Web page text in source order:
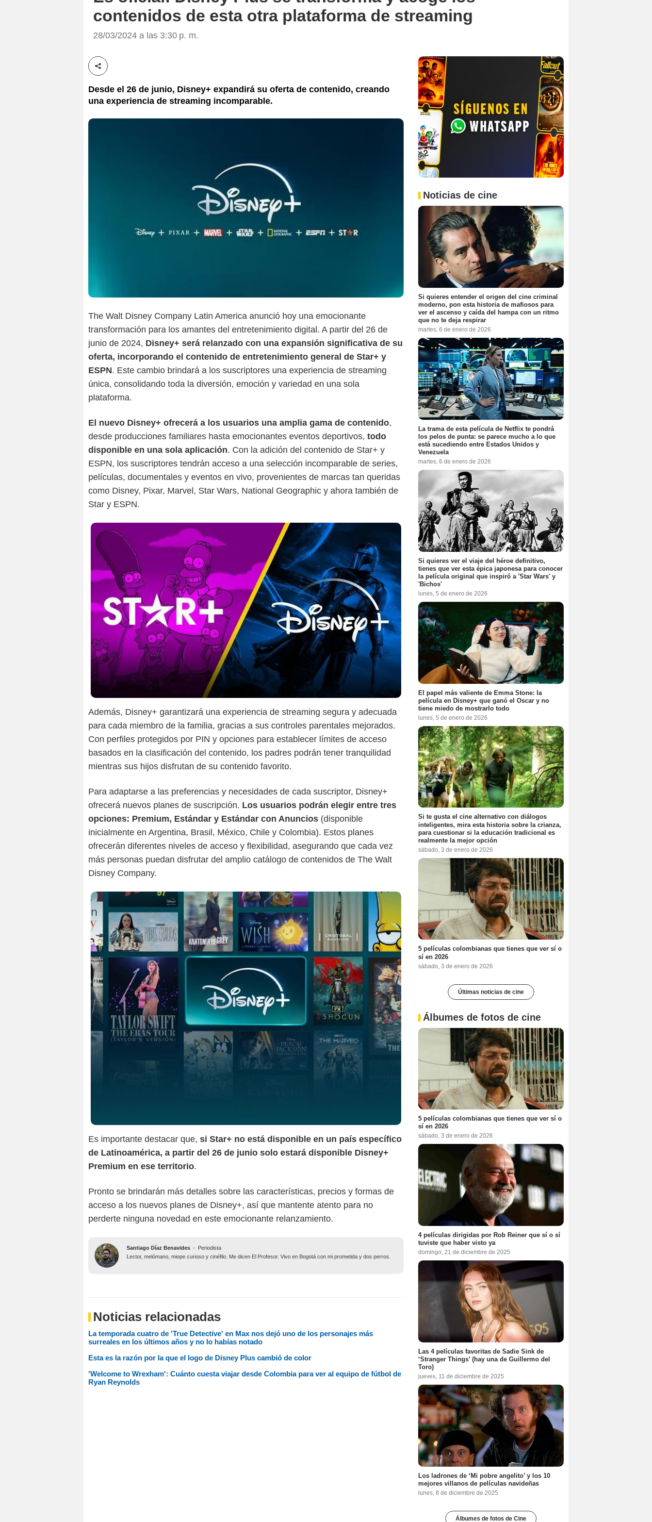
contenidos de esta otra plataforma de streaming
28/03/2024 a las 3:30 p. m.
Compartir esta noticia
Desde el 26 de junio, Disney+ expandirá su oferta de contenido, creando
una experiencia de streaming incomparable.
The Walt Disney Company Latin America anunció hoy una emocionante
transformación para los amantes del entretenimiento digital. A partir del 26 de
junio de 2024, Disney+ será relanzado con una expansión significativa de su
oferta, incorporando el contenido de entretenimiento general de Star+ y
ESPN. Este cambio brindará a los suscriptores una experiencia de streaming
única, consolidando toda la diversión, emoción y variedad en una sola
plataforma.
El nuevo Disney+ ofrecerá a los usuarios una amplia gama de contenido,
desde producciones familiares hasta emocionantes eventos deportivos, todo
disponible en una sola aplicación. Con la adición del contenido de Star+ y
ESPN, los suscriptores tendrán acceso a una selección incomparable de series,
películas, documentales y eventos en vivo, provenientes de marcas tan queridas
como Disney, Pixar, Marvel, Star Wars, National Geographic y ahora también de
Star y ESPN.
SensaCine Colombia
Además, Disney+ garantizará una experiencia de streaming segura y adecuada
para cada miembro de la familia, gracias a sus controles parentales mejorados.
Con perfiles protegidos por PIN y opciones para establecer límites de acceso
basados en la clasificación del contenido, los padres podrán tener tranquilidad
mientras sus hijos disfrutan de su contenido favorito.
Para adaptarse a las preferencias y necesidades de cada suscriptor, Disney+
ofrecerá nuevos planes de suscripción. Los usuarios podrán elegir entre tres
opciones: Premium, Estándar y Estándar con Anuncios (disponible
inicialmente en Argentina, Brasil, México, Chile y Colombia). Estos planes
ofrecerán diferentes niveles de acceso y flexibilidad, asegurando que cada vez
más personas puedan disfrutar del amplio catálogo de contenidos de The Walt
Disney Company.
Disney+
Es importante destacar que, si Star+ no está disponible en un país específico
de Latinoamérica, a partir del 26 de junio solo estará disponible Disney+
Premium en ese territorio.
Pronto se brindarán más detalles sobre las características, precios y formas de
acceso a los nuevos planes de Disney+, así que mantente atento para no
perderte ninguna novedad en este emocionante relanzamiento.
Santiago Díaz Benavides - Periodista
Lector, melómano, miope curioso y cinéfilo. Me dicen El Profesor. Vivo en Bogotá con mi prometida y dos perros.
Noticias relacionadas
La temporada cuatro de 'True Detective' en Max nos dejó uno de los personajes más
surreales en los últimos años y no lo habías notado
Esta es la razón por la que el logo de Disney Plus cambió de color
'Welcome to Wrexham': Cuánto cuesta viajar desde Colombia para ver al equipo de fútbol de
Ryan Reynolds
Noticias de cine
Si quieres entender el origen del cine criminal
moderno, pon esta historia de mafiosos para
ver el ascenso y caída del hampa con un ritmo
que no te deja respirar
martes, 6 de enero de 2026
La trama de esta película de Netflix te pondrá
los pelos de punta: se parece mucho a lo que
está sucediendo entre Estados Unidos y
Venezuela
martes, 6 de enero de 2026
Si quieres ver el viaje del héroe definitivo,
tienes que ver esta épica japonesa para conocer
la película original que inspiró a 'Star Wars' y
'Bichos'
lunes, 5 de enero de 2026
El papel más valiente de Emma Stone: la
película en Disney+ que ganó el Oscar y no
tiene miedo de mostrarlo todo
lunes, 5 de enero de 2026
Si te gusta el cine alternativo con diálogos
inteligentes, mira esta historia sobre la crianza,
para cuestionar si la educación tradicional es
realmente la mejor opción
sábado, 3 de enero de 2026
5 películas colombianas que tienes que ver sí o
sí en 2026
sábado, 3 de enero de 2026
Últimas noticias de cine
Álbumes de fotos de cine
5 películas colombianas que tienes que ver sí o
sí en 2026
sábado, 3 de enero de 2026
4 películas dirigidas por Rob Reiner que sí o sí
tuviste que haber visto ya
domingo, 21 de diciembre de 2025
Las 4 películas favoritas de Sadie Sink de
‘Stranger Things’ (hay una de Guillermo del
Toro)
jueves, 11 de diciembre de 2025
Los ladrones de ‘Mi pobre angelito’ y los 10
mejores villanos de películas navideñas
lunes, 8 de diciembre de 2025
Álbumes de fotos de Cine